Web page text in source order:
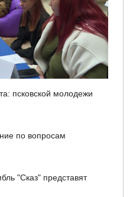
псковской молодежи
по вопросам
"Сказ" представят